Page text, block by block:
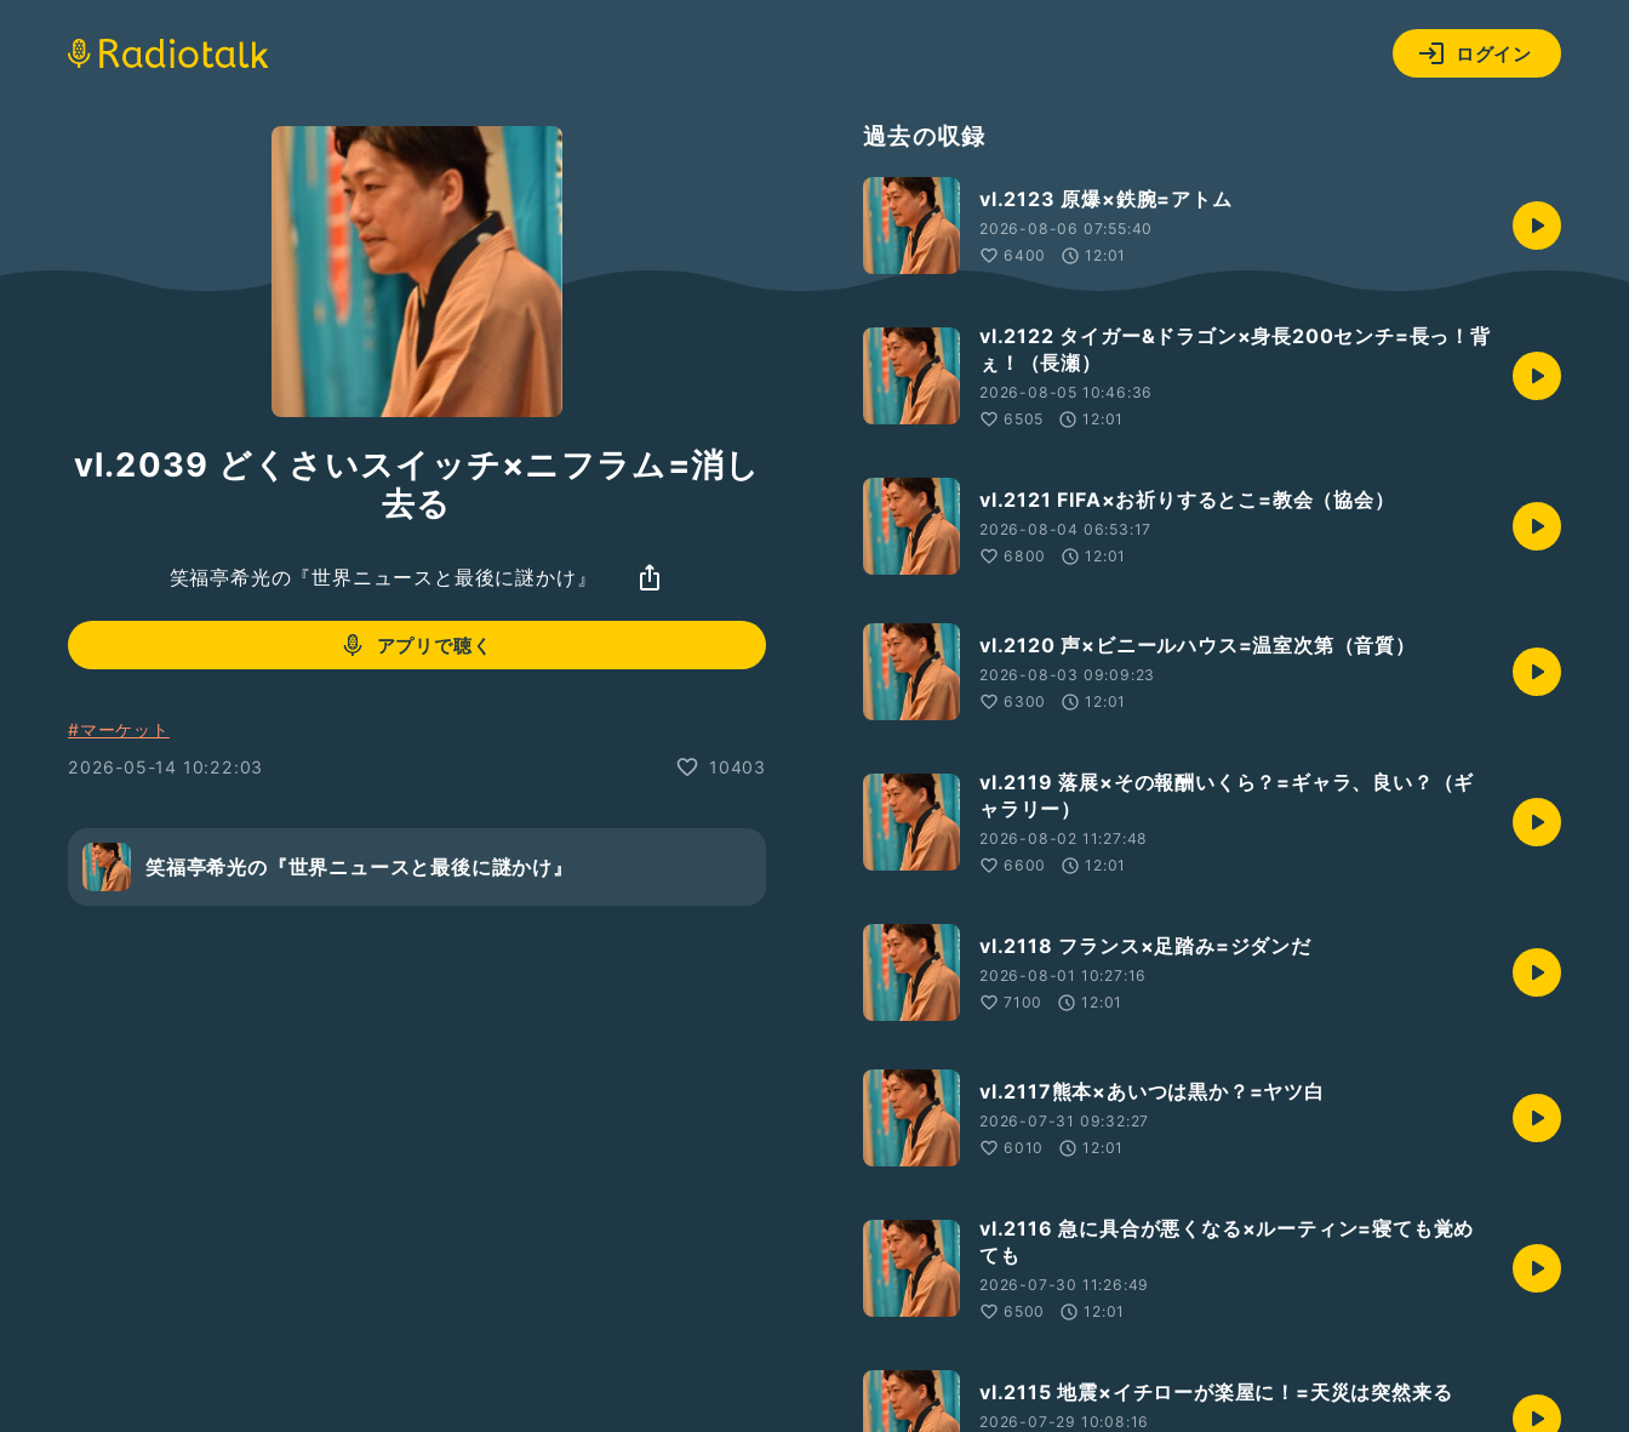
ログイン
vl.2039 どくさいスイッチ×ニフラム=消し
去る
笑福亭希光の『世界ニュースと最後に謎かけ』
アプリで聴く
#マーケット
2026-05-14 10:22:03
10403
笑福亭希光の『世界ニュースと最後に謎かけ』
過去の収録
vl.2123 原爆×鉄腕=アトム
2026-08-06 07:55:40
6400
12:01
vl.2122 タイガー&ドラゴン×身長200センチ=長っ！背
ぇ！（長瀬）
2026-08-05 10:46:36
6505
12:01
vl.2121 FIFA×お祈りするとこ=教会（協会）
2026-08-04 06:53:17
6800
12:01
vl.2120 声×ビニールハウス=温室次第（音質）
2026-08-03 09:09:23
6300
12:01
vl.2119 落展×その報酬いくら？=ギャラ、良い？（ギ
ャラリー）
2026-08-02 11:27:48
6600
12:01
vl.2118 フランス×足踏み=ジダンだ
2026-08-01 10:27:16
7100
12:01
vl.2117熊本×あいつは黒か？=ヤツ白
2026-07-31 09:32:27
6010
12:01
vl.2116 急に具合が悪くなる×ルーティン=寝ても覚め
ても
2026-07-30 11:26:49
6500
12:01
vl.2115 地震×イチローが楽屋に！=天災は突然来る
2026-07-29 10:08:16